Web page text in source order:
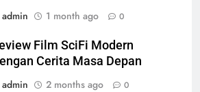
admin
1 month ago 0
Film SciFi Modern
Cerita Masa Depan
admin
2 months ago 0